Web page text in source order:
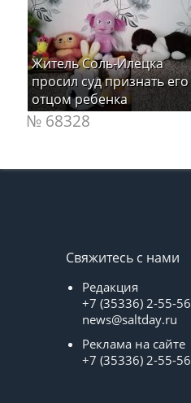
Житель Соль-Илецка
просил суд признать его
отцом ребенка
№ 68328
Свяжитесь с нами
Редакция
+7 (35336) 2-55-56
news@saltday.ru
Реклама на сайте
+7 (35336) 2-55-56